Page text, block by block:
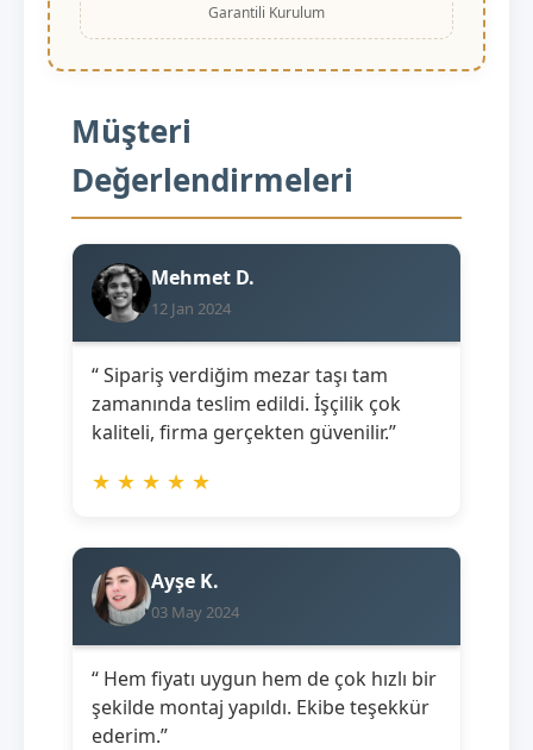
Garantili Kurulum
Müşteri
Değerlendirmeleri
Mehmet D.
12 Jan 2024
“ Sipariş verdiğim mezar taşı tam
zamanında teslim edildi. İşçilik çok
kaliteli, firma gerçekten güvenilir.”
★ ★ ★ ★ ★
Ayşe K.
03 May 2024
“ Hem fiyatı uygun hem de çok hızlı bir
şekilde montaj yapıldı. Ekibe teşekkür
ederim.”